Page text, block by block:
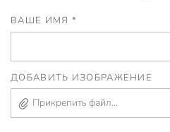
ВАШЕ ИМЯ *
ДОБАВИТЬ ИЗОБРАЖЕНИЕ
Прикрепить файл...